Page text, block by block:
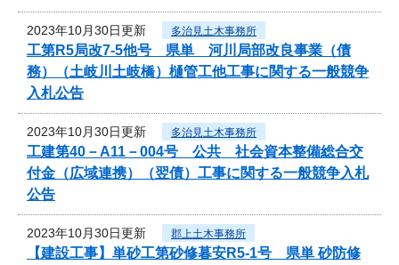
2023年10月30日更新 多治見土木事務所
工第R5局改7-5他号 県単 河川局部改良事業（債
務）（土岐川土岐橋）樋管工他工事に関する一般競争
入札公告
2023年10月30日更新 多治見土木事務所
工建第40－A11－004号 公共 社会資本整備総合交
付金（広域連携）（翌債）工事に関する一般競争入札
公告
2023年10月30日更新 郡上土木事務所
【建設工事】単砂工第砂修暮安R5-1号 県単 砂防修